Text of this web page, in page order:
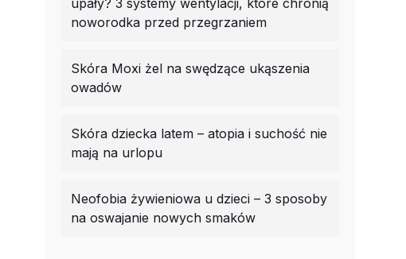
upały? 3 systemy wentylacji, które chronią
noworodka przed przegrzaniem
Skóra Moxi żel na swędzące ukąszenia
owadów
Skóra dziecka latem – atopia i suchość nie
mają na urlopu
Neofobia żywieniowa u dzieci – 3 sposoby
na oswajanie nowych smaków